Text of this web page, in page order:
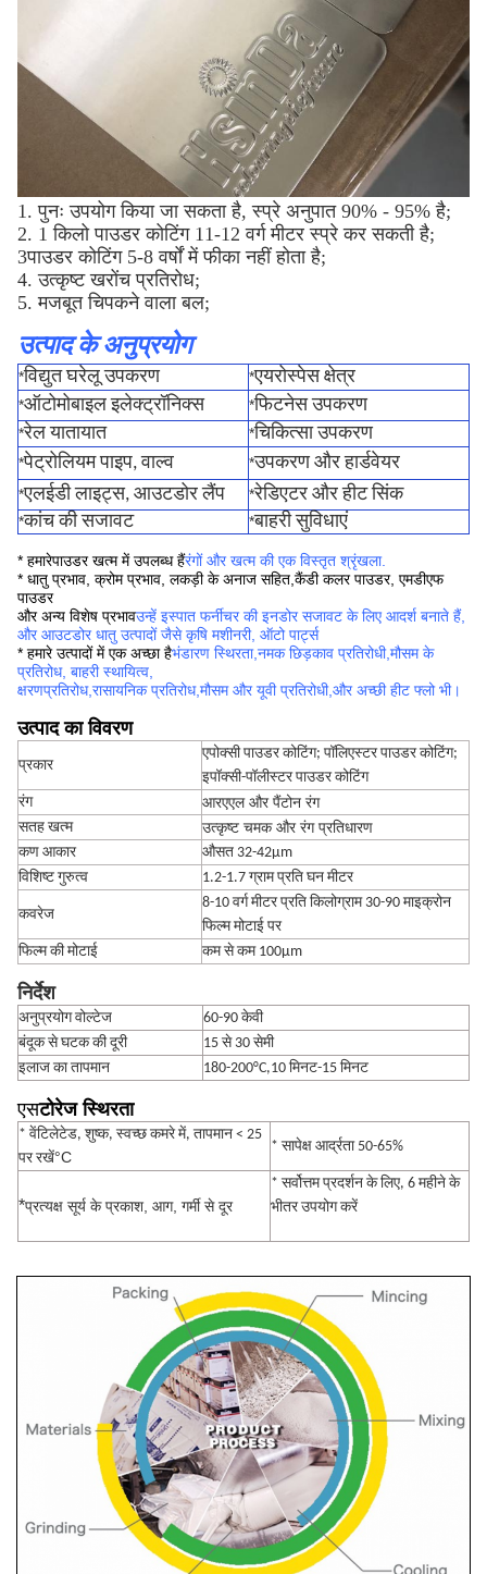
1. पुनः उपयोग किया जा सकता है, स्प्रे अनुपात 90% - 95% है;
2. 1 किलो पाउडर कोटिंग 11-12 वर्ग मीटर स्प्रे कर सकती है;
3पाउडर कोटिंग 5-8 वर्षों में फीका नहीं होता है;
4. उत्कृष्ट खरोंच प्रतिरोध;
5. मजबूत चिपकने वाला बल;
उत्पाद के अनुप्रयोग
*विद्युत घरेलू उपकरण *एयरोस्पेस क्षेत्र
*ऑटोमोबाइल इलेक्ट्रॉनिक्स *फिटनेस उपकरण
*रेल यातायात *चिकित्सा उपकरण
*पेट्रोलियम पाइप, वाल्व *उपकरण और हार्डवेयर
*एलईडी लाइट्स, आउटडोर लैंप *रेडिएटर और हीट सिंक
*कांच की सजावट *बाहरी सुविधाएं
* हमारेपाउडर खत्म में उपलब्ध हैंरंगों और खत्म की एक विस्तृत श्रृंखला.
* धातु प्रभाव, क्रोम प्रभाव, लकड़ी के अनाज सहित, कैंडी कलर पाउडर, एमडीएफ
पाउडर
और अन्य विशेष प्रभावउन्हें इस्पात फर्नीचर की इनडोर सजावट के लिए आदर्श बनाते हैं,
और आउटडोर धातु उत्पादों जैसे कृषि मशीनरी, ऑटो पार्ट्स
* हमारे उत्पादों में एक अच्छा हैभंडारण स्थिरता,नमक छिड़काव प्रतिरोधी,मौसम के
प्रतिरोध, बाहरी स्थायित्व,
क्षरणप्रतिरोध,रासायनिक प्रतिरोध,मौसम और यूवी प्रतिरोधी,और अच्छी हीट फ्लो भी।
उत्पाद का विवरण
प्रकार
एपोक्सी पाउडर कोटिंग; पॉलिएस्टर पाउडर कोटिंग;
इपॉक्सी-पॉलीस्टर पाउडर कोटिंग
रंग
आरएएल और पैंटोन रंग
सतह खत्म उत्कृष्ट चमक और रंग प्रतिधारण
कण आकार
औसत 32-42μm
विशिष्ट गुरुत्व
1.2-1.7 ग्राम प्रति घन मीटर
कवरेज
8-10 वर्ग मीटर प्रति किलोग्राम 30-90 माइक्रोन
फिल्म मोटाई पर
फिल्म की मोटाई
कम से कम 100μm
निर्देश
अनुप्रयोग वोल्टेज
60-90 केवी
बंदूक से घटक की दूरी
15 से 30 सेमी
इलाज का तापमान
180-200°C,10 मिनट-15 मिनट
एसटोरेज स्थिरता
* वेंटिलेटेड, शुष्क, स्वच्छ कमरे में, तापमान < 25
पर रखें°C
* सापेक्ष आर्द्रता 50-65%
*प्रत्यक्ष सूर्य के प्रकाश, आग, गर्मी से दूर
* सर्वोत्तम प्रदर्शन के लिए, 6 महीने के
भीतर उपयोग करें